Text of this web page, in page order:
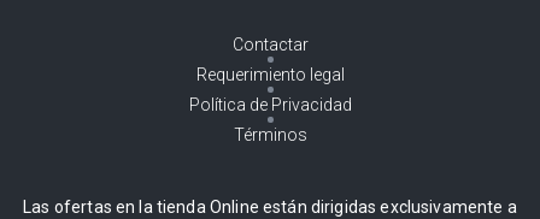
Contactar
Requerimiento legal
Política de Privacidad
Términos
Las ofertas en la tienda Online están dirigidas exclusivamente a